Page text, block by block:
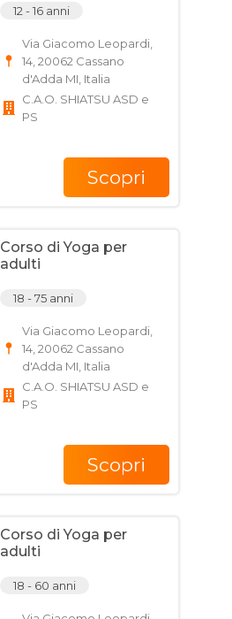
12 - 16 anni
Via Giacomo Leopardi,
14, 20062 Cassano
d'Adda MI, Italia
C.A.O. SHIATSU ASD e
PS
Scopri
Corso di Yoga per
adulti
18 - 75 anni
Via Giacomo Leopardi,
14, 20062 Cassano
d'Adda MI, Italia
C.A.O. SHIATSU ASD e
PS
Scopri
Corso di Yoga per
adulti
18 - 60 anni